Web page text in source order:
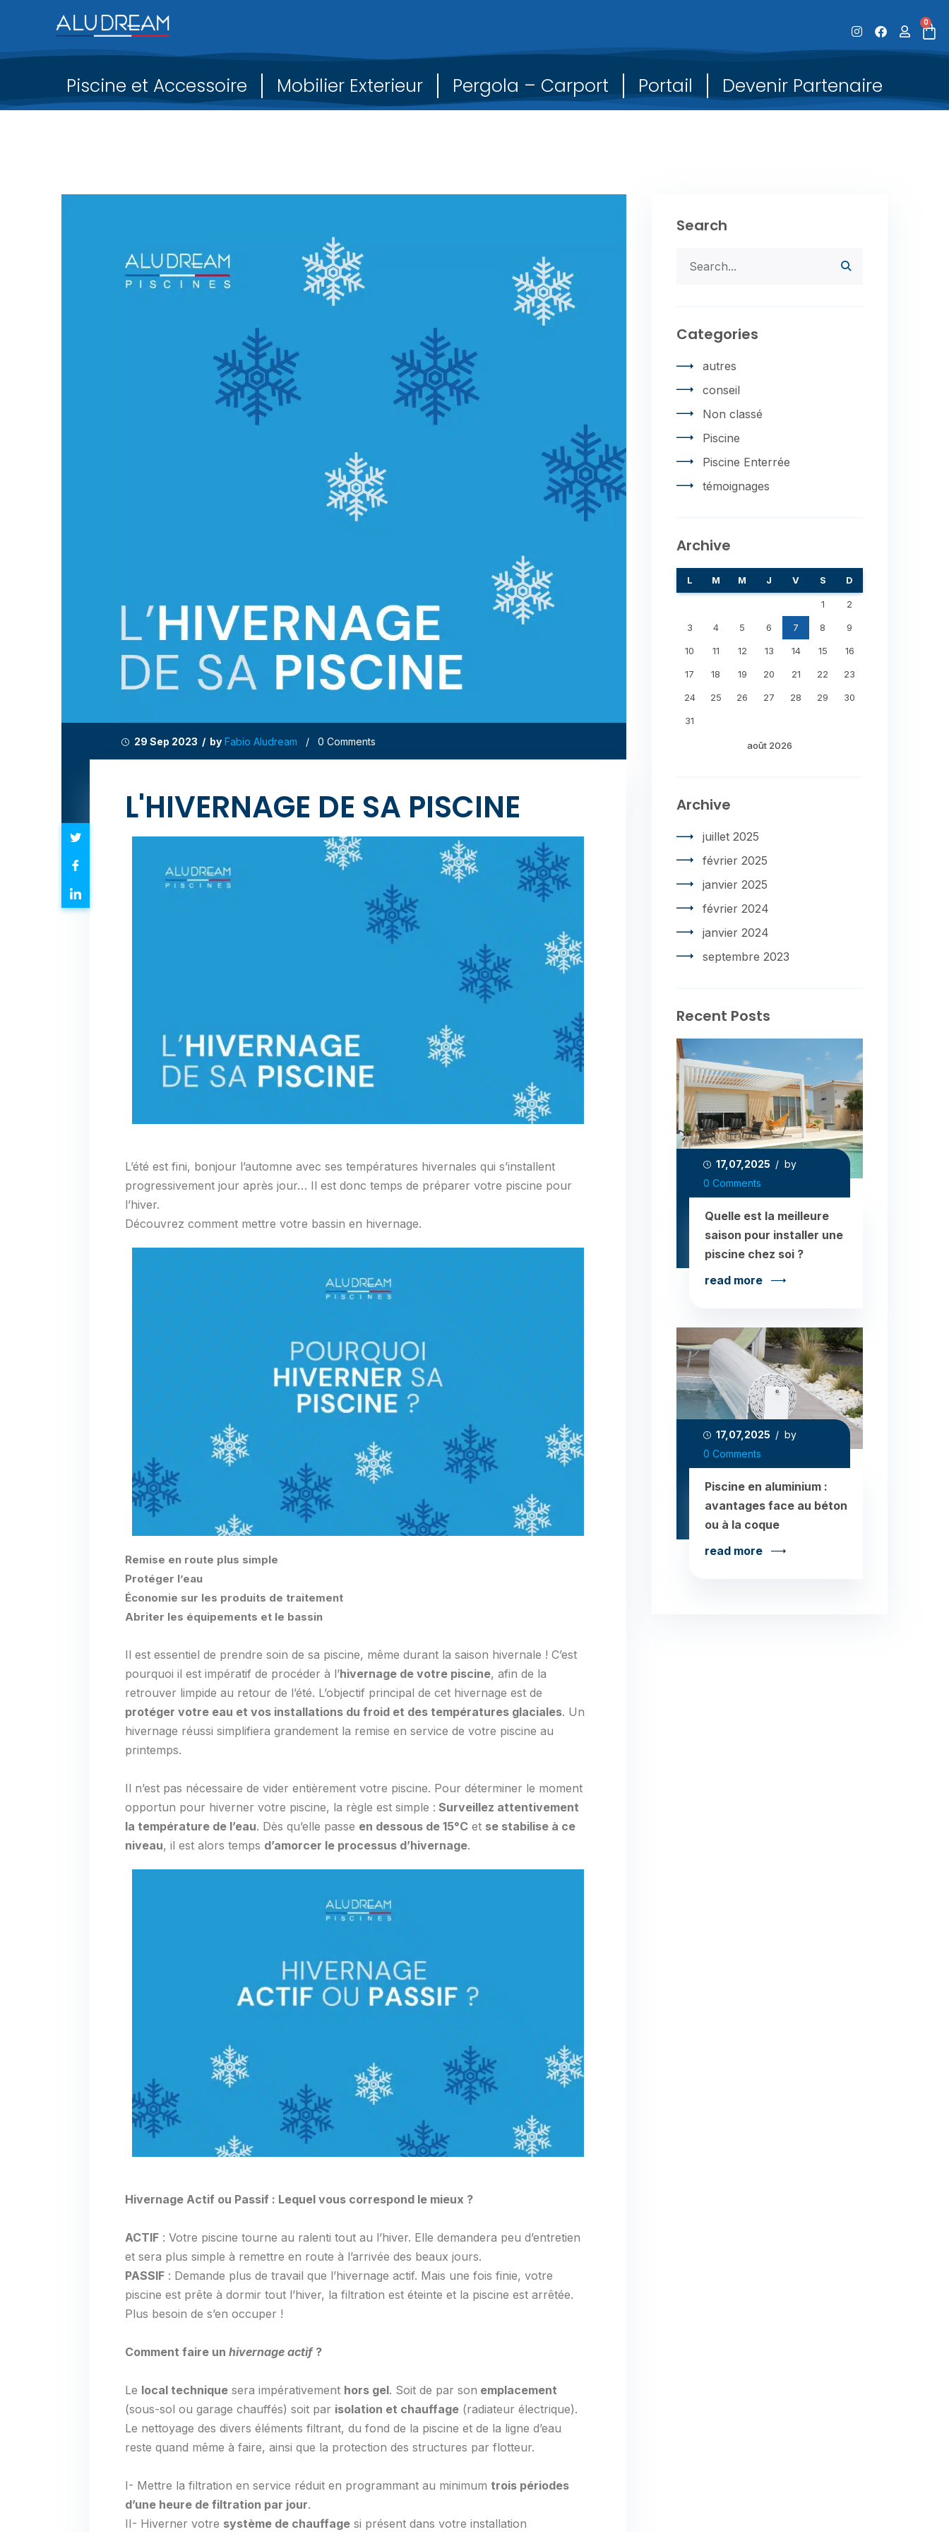
0
Piscine et Accessoire Mobilier Exterieur Pergola – Carport Portail Devenir Partenaire
29 Sep 2023 / by Fabio Aludream / 0 Comments
L'HIVERNAGE DE SA PISCINE
L’été est fini, bonjour l’automne avec ses températures hivernales qui s’installent
progressivement jour après jour… Il est donc temps de préparer votre piscine pour
l’hiver.
Découvrez comment mettre votre bassin en hivernage.
Remise en route plus simple
Protéger l’eau
Économie sur les produits de traitement
Abriter les équipements et le bassin
Il est essentiel de prendre soin de sa piscine, même durant la saison hivernale ! C’est
pourquoi il est impératif de procéder à l’hivernage de votre piscine, afin de la
retrouver limpide au retour de l’été. L’objectif principal de cet hivernage est de
protéger votre eau et vos installations du froid et des températures glaciales. Un
hivernage réussi simplifiera grandement la remise en service de votre piscine au
printemps.
Il n’est pas nécessaire de vider entièrement votre piscine. Pour déterminer le moment
opportun pour hiverner votre piscine, la règle est simple : Surveillez attentivement
la température de l’eau. Dès qu’elle passe en dessous de 15°C et se stabilise à ce
niveau, il est alors temps d’amorcer le processus d’hivernage.
Hivernage Actif ou Passif : Lequel vous correspond le mieux ?
ACTIF : Votre piscine tourne au ralenti tout au l’hiver. Elle demandera peu d’entretien
et sera plus simple à remettre en route à l’arrivée des beaux jours.
PASSIF : Demande plus de travail que l’hivernage actif. Mais une fois finie, votre
piscine est prête à dormir tout l’hiver, la filtration est éteinte et la piscine est arrêtée.
Plus besoin de s’en occuper !
Comment faire un hivernage actif ?
Le local technique sera impérativement hors gel. Soit de par son emplacement
(sous-sol ou garage chauffés) soit par isolation et chauffage (radiateur électrique).
Le nettoyage des divers éléments filtrant, du fond de la piscine et de la ligne d’eau
reste quand même à faire, ainsi que la protection des structures par flotteur.
I- Mettre la filtration en service réduit en programmant au minimum trois périodes
d’une heure de filtration par jour.
II- Hiverner votre système de chauffage si présent dans votre installation
Search
Categories
autres
conseil
Non classé
Piscine
Piscine Enterrée
témoignages
Archive
août 2026
L M M J V S D
1 2
3 4 5 6 7 8 9
10 11 12 13 14 15 16
17 18 19 20 21 22 23
24 25 26 27 28 29 30
31
Archive
juillet 2025
février 2025
janvier 2025
février 2024
janvier 2024
septembre 2023
Recent Posts
17,07,2025 / by
0 Comments
Quelle est la meilleure
saison pour installer une
piscine chez soi ?
read more
17,07,2025 / by
0 Comments
Piscine en aluminium :
avantages face au béton
ou à la coque
read more